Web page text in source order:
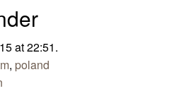
at 22:51.
, poland